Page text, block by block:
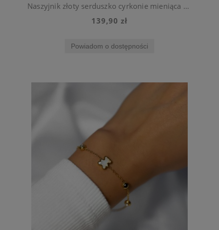
Naszyjnik złoty serduszko cyrkonie mieniąca się ze stali szlachetnej
139,90 zł
Powiadom o dostępności